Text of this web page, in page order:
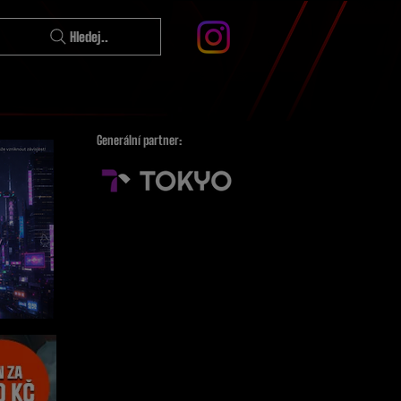
Hledej..
Generální partner: